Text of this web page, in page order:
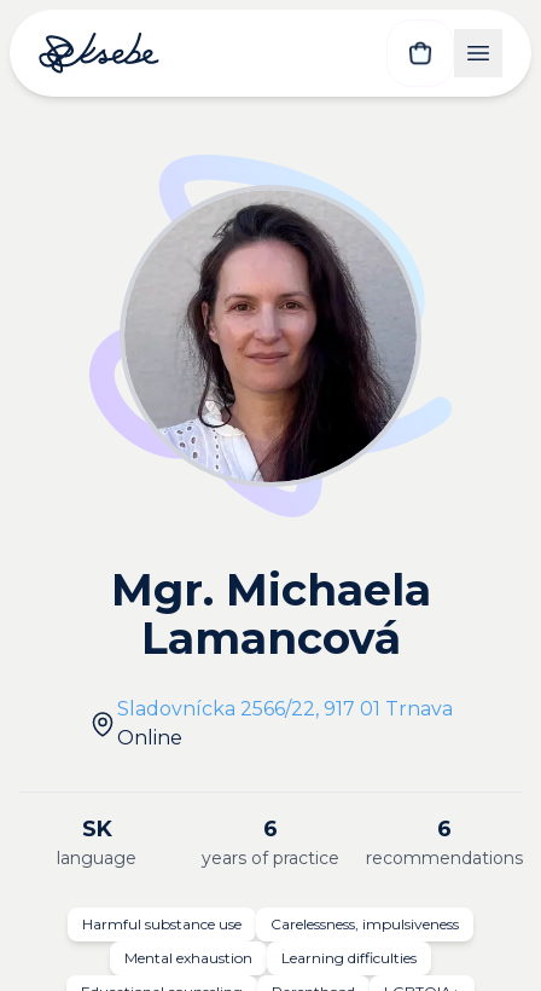
Mgr. Michaela
Lamancová
Sladovnícka 2566/22, 917 01 Trnava
Online
SK
language
6
years of practice
6
recommendations
Harmful substance use
Carelessness, impulsiveness
Mental exhaustion
Learning difficulties